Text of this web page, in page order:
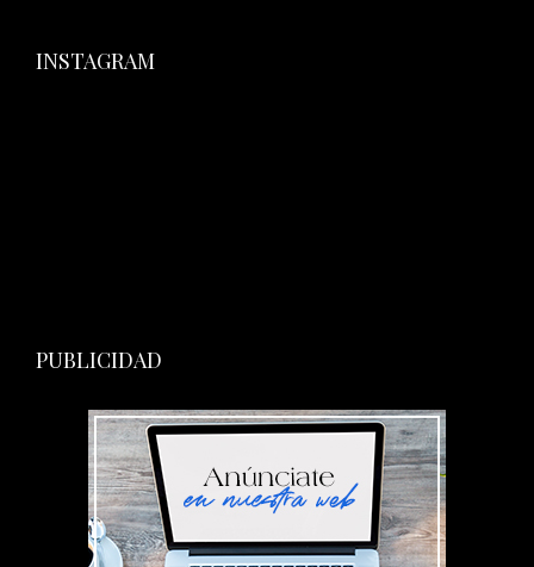
INSTAGRAM
PUBLICIDAD